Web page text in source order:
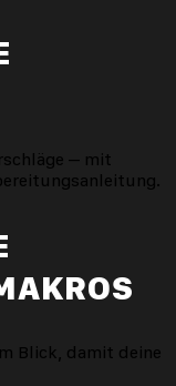
– mit
Blick, damit deine